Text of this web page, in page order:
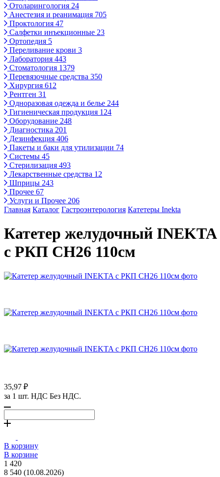
Отоларингология 24
Анестезия и реанимация 705
Проктология 47
Салфетки инъекционные 23
Ортопедия 5
Переливание крови 3
Лаборатория 443
Стоматология 1379
Перевязочные средства 350
Хирургия 612
Рентген 31
Одноразовая одежда и белье 244
Гигиеническая продукция 124
Оборудование 248
Диагностика 201
Дезинфекция 406
Пакеты и баки для утилизации 74
Системы 45
Стерилизация 493
Лекарственные средства 12
Шприцы 243
Прочее 67
Услуги и Прочее 206
Главная Каталог Гастроэнтерология Катетеры Inekta
Катетер желудочный INEKTA
с РКП CH26 110см
35,97 ₽
за 1 шт. НДС Без НДС.
В корзину
В корзине
1 420
8 540 (10.08.2026)